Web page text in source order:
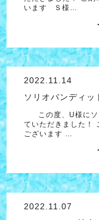
います Ｓ様…
2022.11.14
ソリオバンディッ
この度、U様にソ
ていただきました！
ございます …
2022.11.07